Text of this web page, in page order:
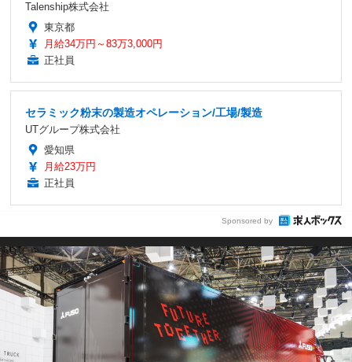
Talenship株式会社
東京都
月給34万円～83万3,000円
正社員
セラミック粉末の製造オペレーション/工場/製造
UTグループ株式会社
愛知県
月給23万円
正社員
Sponsored by